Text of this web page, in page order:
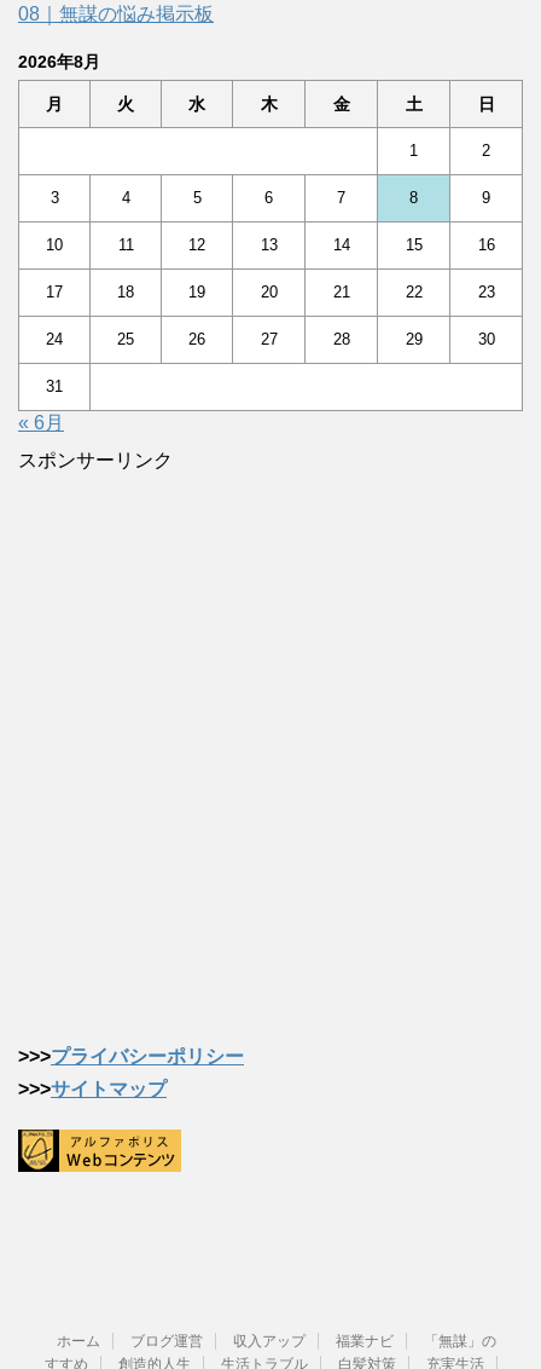
08｜無謀の悩み掲示板
2026年8月
月 火 水 木 金 土 日
1 2
3 4 5 6 7 8 9
10 11 12 13 14 15 16
17 18 19 20 21 22 23
24 25 26 27 28 29 30
31
« 6月
スポンサーリンク
>>>プライバシーポリシー
>>>サイトマップ
ホーム ブログ運営 収入アップ 福業ナビ
「無謀」の
すすめ
創造的人生 生活トラブル 白髪対策 充実生活